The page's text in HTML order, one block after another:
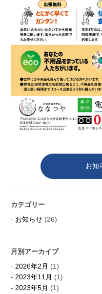
お知
カテゴリー
お知らせ (26)
月別アーカイブ
2026年2月 (1)
2023年11月 (1)
2023年5月 (1)